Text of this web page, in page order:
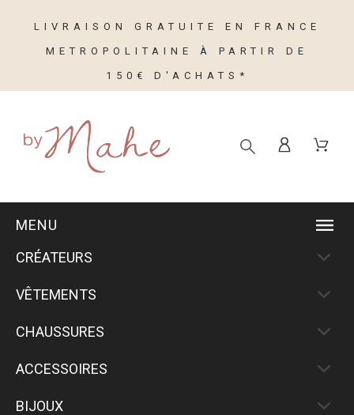
LIVRAISON GRATUITE EN FRANCE
METROPOLITAINE À PARTIR DE
150€ D'ACHATS*
MENU
CRÉATEURS
VÊTEMENTS
CHAUSSURES
ACCESSOIRES
BIJOUX